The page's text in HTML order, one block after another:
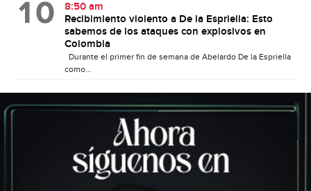
8:50 am
Recibimiento violento a De la Espriella: Esto
sabemos de los ataques con explosivos en
Colombia
Durante el primer fin de semana de Abelardo De la Espriella
como...